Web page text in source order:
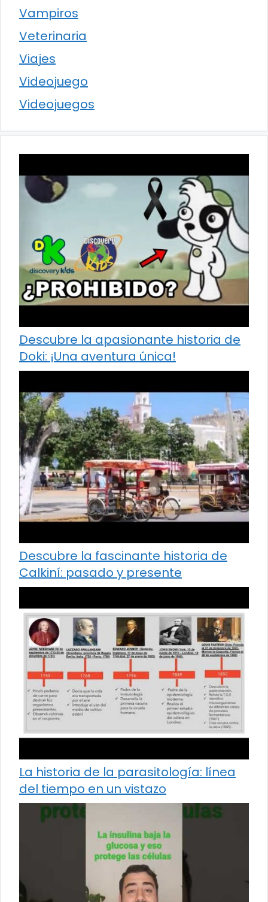
Vampiros
Veterinaria
Viajes
Videojuego
Videojuegos
Descubre la apasionante historia de
Doki: ¡Una aventura única!
Descubre la fascinante historia de
Calkiní: pasado y presente
La historia de la parasitología: línea
del tiempo en un vistazo